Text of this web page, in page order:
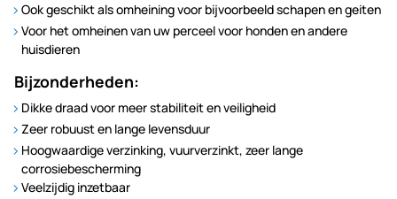
Ook geschikt als omheining voor bijvoorbeeld schapen en geiten
Voor het omheinen van uw perceel voor honden en andere
huisdieren
Bijzonderheden:
Dikke draad voor meer stabiliteit en veiligheid
Zeer robuust en lange levensduur
Hoogwaardige verzinking, vuurverzinkt, zeer lange
corrosiebescherming
Veelzijdig inzetbaar